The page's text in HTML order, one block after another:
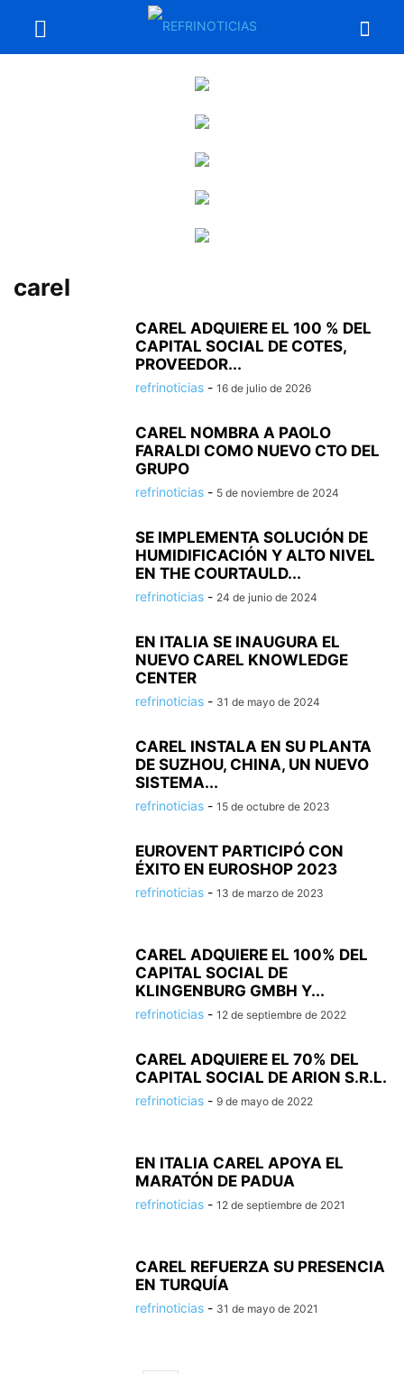
carel
CAREL ADQUIERE EL 100 % DEL
CAPITAL SOCIAL DE COTES,
PROVEEDOR...
refrinoticias - 16 de julio de 2026
CAREL NOMBRA A PAOLO
FARALDI COMO NUEVO CTO DEL
GRUPO
refrinoticias - 5 de noviembre de 2024
SE IMPLEMENTA SOLUCIÓN DE
HUMIDIFICACIÓN Y ALTO NIVEL
EN THE COURTAULD...
refrinoticias - 24 de junio de 2024
EN ITALIA SE INAUGURA EL
NUEVO CAREL KNOWLEDGE
CENTER
refrinoticias - 31 de mayo de 2024
CAREL INSTALA EN SU PLANTA
DE SUZHOU, CHINA, UN NUEVO
SISTEMA...
refrinoticias - 15 de octubre de 2023
EUROVENT PARTICIPÓ CON
ÉXITO EN EUROSHOP 2023
refrinoticias - 13 de marzo de 2023
CAREL ADQUIERE EL 100% DEL
CAPITAL SOCIAL DE
KLINGENBURG GMBH Y...
refrinoticias - 12 de septiembre de 2022
CAREL ADQUIERE EL 70% DEL
CAPITAL SOCIAL DE ARION S.R.L.
refrinoticias - 9 de mayo de 2022
EN ITALIA CAREL APOYA EL
MARATÓN DE PADUA
refrinoticias - 12 de septiembre de 2021
CAREL REFUERZA SU PRESENCIA
EN TURQUÍA
refrinoticias - 31 de mayo de 2021